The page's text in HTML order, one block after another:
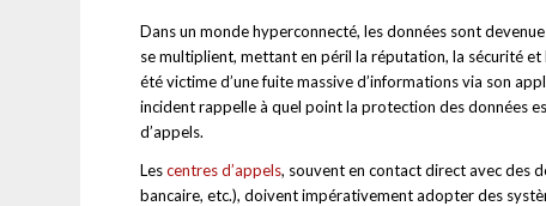
Dans un monde hyperconnecté, les données sont
se multiplient, mettant en péril la réputation, la sécurité
été victime d’une fuite massive d’informations via son
incident rappelle à quel point la protection des données
d’appels.
Lescentres d’appels, souvent en contact direct avec des
bancaire, etc.), doivent impérativement adopter des